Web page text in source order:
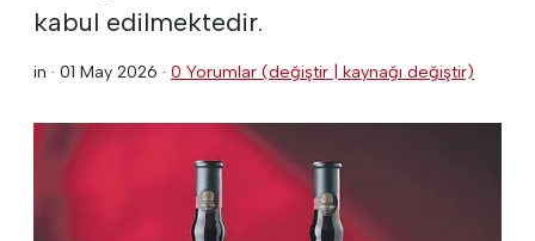
kabul edilmektedir.
in · 01 May 2026 · 0 Yorumlar (değiştir | kaynağı değiştir)